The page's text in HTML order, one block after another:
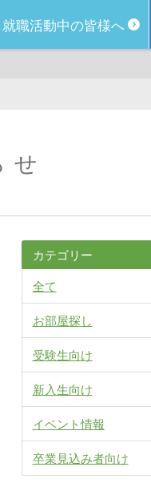
就職活動中の皆様へ
カテゴリー
全て
お部屋探し
受験生向け
新入生向け
イベント情報
卒業見込み者向け